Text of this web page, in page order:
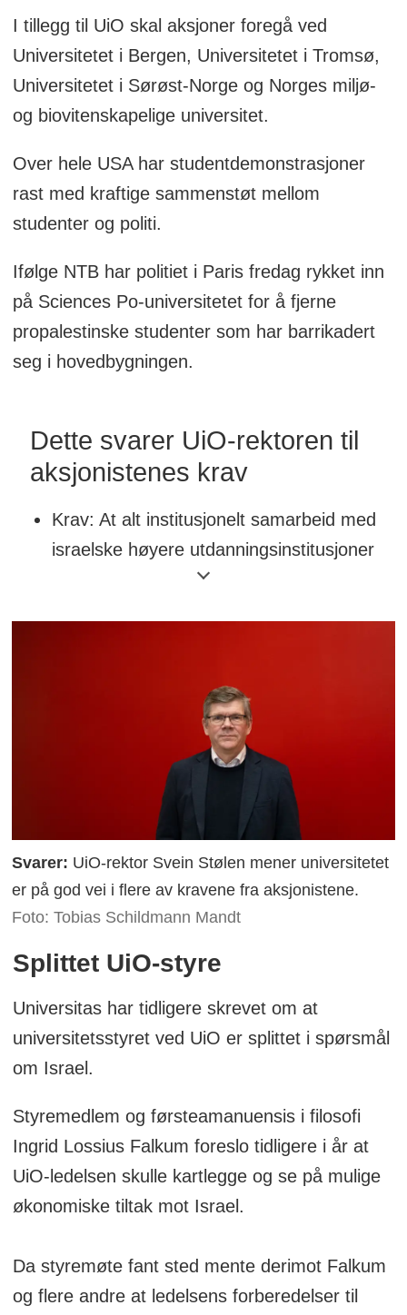
I tillegg til UiO skal aksjoner foregå ved
Universitetet i Bergen, Universitetet i Tromsø,
Universitetet i Sørøst-Norge og Norges miljø-
og biovitenskapelige universitet.
Over hele USA har studentdemonstrasjoner
rast med kraftige sammenstøt mellom
studenter og politi.
Ifølge NTB har politiet i Paris fredag rykket inn
på Sciences Po-universitetet for å fjerne
propalestinske studenter som har barrikadert
seg i hovedbygningen.
Dette svarer UiO-rektoren til
aksjonistenes krav
Krav: At alt institusjonelt samarbeid med
israelske høyere utdanningsinstitusjoner
Svar fra UiO-rektor Svein Stølen:–Vi
høyere utdanningsinstitusjoner.
Krav: At formelle bånd med israelske
selskaper som har forbindelser med det
israelske militæret eller i palestinske
okkuperte områder suspenderes
har ingen slike formelle bånd.
opp relasjoner med palestinske høyere
utdanningsinstitusjoner
Svar fra UiO-rektor Svein Stølen:– Vi
gjør en god del allerede, og vil diskutere
om vi skal gjøre mer i styremøtet 14.
mai.
Krav: At det tilbys stipender til
palestinske studenter og
universiteter på Gaza
Svar fra UiO-rektor Svein Stølen: – Vi
Svarer: UiO-rektor Svein Stølen mener universitetet
er på god vei i flere av kravene fra aksjonistene.
Foto: Tobias Schildmann Mandt
Splittet UiO-styre
Universitas har tidligere skrevet om at
universitetsstyret ved UiO er splittet i spørsmål
om Israel.
Styremedlem og førsteamanuensis i filosofi
Ingrid Lossius Falkum foreslo tidligere i år at
UiO-ledelsen skulle kartlegge og se på mulige
økonomiske tiltak mot Israel.
Da styremøte fant sted mente derimot Falkum
og flere andre at ledelsens forberedelser til